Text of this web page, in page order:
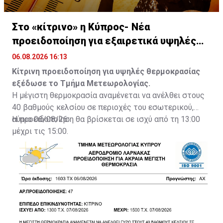
Στο «κίτρινο» η Κύπρος- Νέα
προειδοποίηση για εξαιρετικά υψηλές
θερμοκρασίες
06.08.2026 16:13
Κίτρινη προειδοποίηση για υψηλές θερμοκρασίας
εξέδωσε το Τμήμα Μετεωρολογίας.
Η μέγιστη θερμοκρασία αναμένεται να ανέλθει στους
40 βαθμούς κελσίου σε περιοχές του εσωτερικού,
αύριο 06/08/26.
Η προειδοποίηση θα βρίσκεται σε ισχύ από τη 13:00
μέχρι τις 15:00.